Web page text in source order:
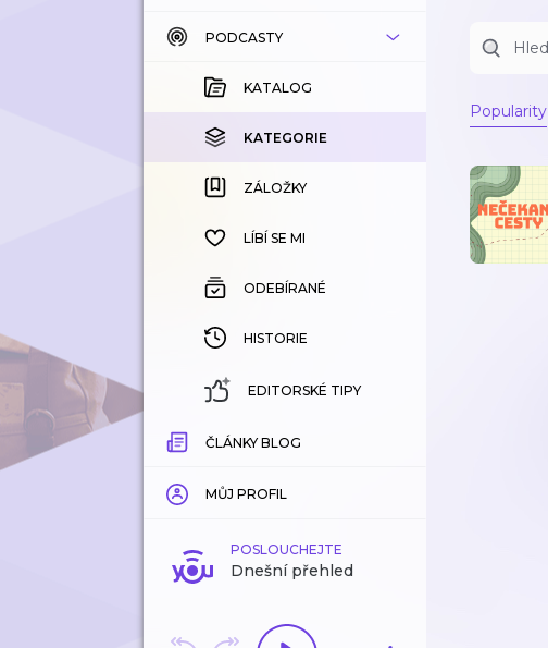
KATALOG
KOUPENÉ
KATEGORIE
ZÁLOŽKY
HISTORIE
PODCASTY
KATALOG
KATEGORIE
ZÁLOŽKY
LÍBÍ SE MI
ODEBÍRANÉ
HISTORIE
EDITORSKÉ TIPY
ČLÁNKY BLOG
MŮJ PROFIL
POSLOUCHEJTE
Dnešní přehled
Popularity